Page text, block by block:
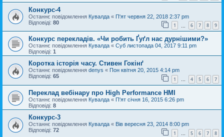
Конкурс-4
Останнє повідомлення Кувалда « П'ят червня 22, 2018 2:37 pm
Відповіді: 80 1 6 7 8 9
Конкурс перекладів. «Чи робить Ґуґл нас дурнішими?»
Останнє повідомлення Кувалда « Суб листопада 04, 2017 9:11 pm
Відповіді: 1
Коротка історія часу. Стивен Гокінґ
Останнє повідомлення denys « Пон квітня 20, 2015 4:14 pm
Відповіді: 65 1 … 4 5 6 7
Переклад вебінару про High Performance HMI
Останнє повідомлення Кувалда « П'ят січня 16, 2015 6:26 pm
Відповіді: 8
Конкурс-3
Останнє повідомлення Кувалда « Вів вересня 23, 2014 8:00 pm
Відповіді: 72 1 … 5 6 7 8